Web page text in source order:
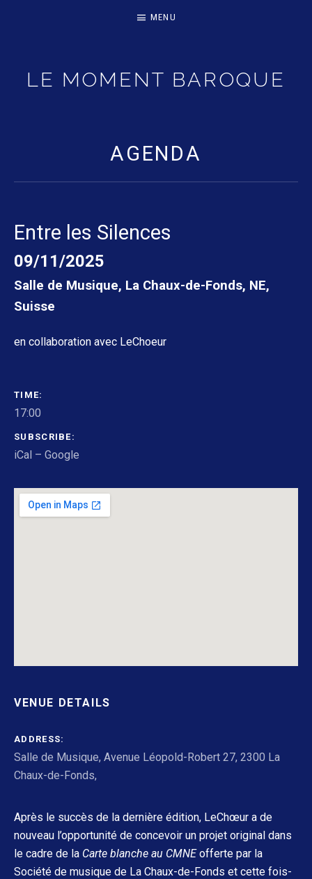
LE MOMENT BAROQUE
MENU
AGENDA
Entre les Silences
09/11/2025
Salle de Musique, La Chaux-de-Fonds, NE,
Suisse
en collaboration avec LeChoeur
GIG DETAILS
TIME
17:00
SUBSCRIBE
iCal Google
VENUE DETAILS
ADDRESS
Salle de Musique, Avenue Léopold-Robert 27, 2300 La
Chaux-de-Fonds,
Après le succès de la dernière édition, LeChœur a de
nouveau l’opportunité de concevoir un projet original dans
le cadre de la Carte blanche au CMNEofferte par la
Société de musique de La Chaux-de-Fonds et cette fois-